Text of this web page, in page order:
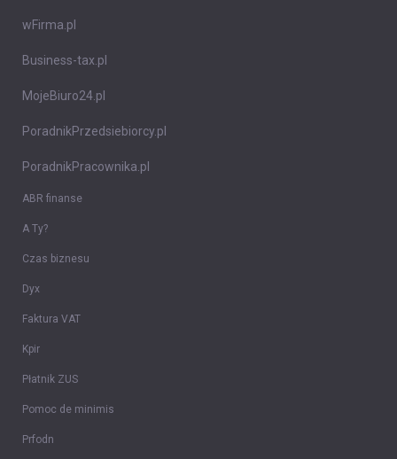
wFirma.pl
Business-tax.pl
MojeBiuro24.pl
PoradnikPrzedsiebiorcy.pl
PoradnikPracownika.pl
ABR finanse
A Ty?
Czas biznesu
Dyx
Faktura VAT
Kpir
Płatnik ZUS
Pomoc de minimis
Prfodn